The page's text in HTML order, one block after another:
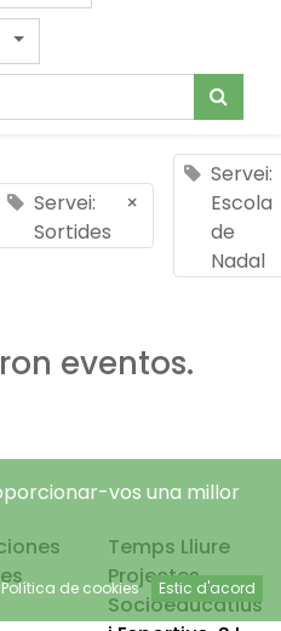
Servei:
Sortides
×
Servei:
Escola
de
Nadal
eventos.
Temps Lliure
Projectes
Socioeducatius
vos una millor
Política de cookies Estic d'acord